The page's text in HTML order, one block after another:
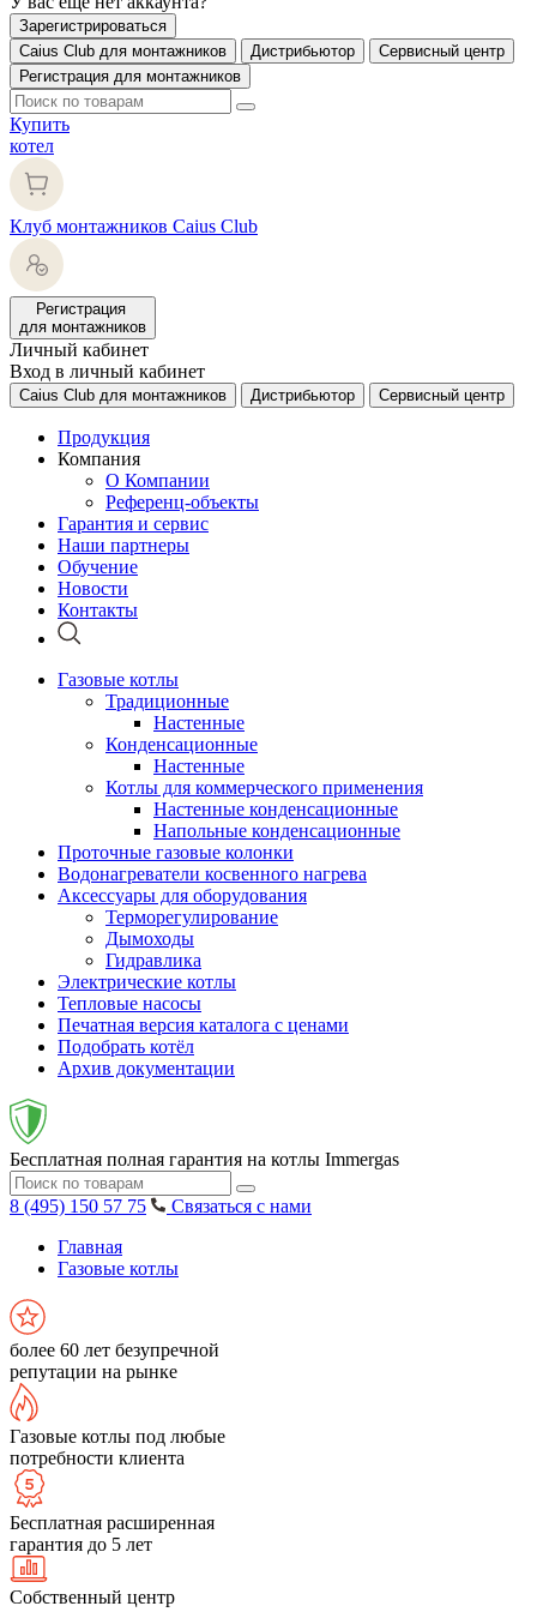
Зарегистрироваться
Caius Club для монтажников
Дистрибьютор
Сервисный центр
Регистрация для монтажников
Купить
котел
Клуб монтажников Caius Club
Регистрация
для монтажников
Личный кабинет
Вход в личный кабинет
Caius Club для монтажников Дистрибьютор Сервисный центр
Продукция
Компания
О Компании
Референц-объекты
Гарантия и сервис
Наши партнеры
Обучение
Новости
Контакты
Газовые котлы
Традиционные
Настенные
Конденсационные
Настенные
Котлы для коммерческого применения
Настенные конденсационные
Напольные конденсационные
Проточные газовые колонки
Водонагреватели косвенного нагрева
Аксессуары для оборудования
Терморегулирование
Дымоходы
Гидравлика
Электрические котлы
Тепловые насосы
Печатная версия каталога с ценами
Подобрать котёл
Архив документации
Бесплатная полная гарантия на котлы Immergas
8 (495) 150 57 75
Связаться с нами
Главная
Газовые котлы
более 60 лет безупречной
репутации на рынке
Газовые котлы под любые
потребности клиента
Бесплатная расширенная
гарантия до 5 лет
Собственный центр